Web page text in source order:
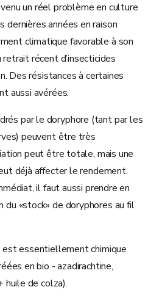
un réel problème en culture
dernières années en raison
climatique favorable à son
récent d’insecticides
Des résistances à certaines
aussi avérées.
par le doryphore (tant par les
peuvent être très
peut être totale, mais une
déjà affecter le rendement.
il faut aussi prendre en
du «stock» de doryphores au fil
essentiellement chimique
en bio - azadirachtine,
huile de colza).